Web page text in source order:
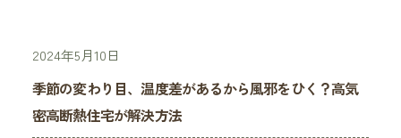
2024年5月10日
季節の変わり目、温度差があるから風邪をひく？高気
密高断熱住宅が解決方法